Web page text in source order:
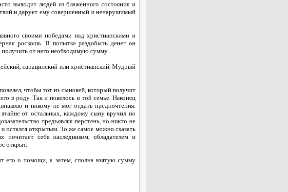
выводит людей из блаженного состояния и
и дарует ему совершенный и ненарушимый
своими победами над христианскими и
роскошь. В попытке раздобыть денег он
от него необходимую сумму.
сарацинский или христианский. Мудрый
чтобы тот из сыновей, который получит
в роду. Так и повелось в той семье. Наконец
и никому не мог отдать предпочтения.
от остальных, каждому сыну вручил по
предъявляя перстень, но никто не
остался открытым. То же самое можно сказать
себя наследником, обладателем и
открыт.
о помощи, а затем, сполна взятую сумму